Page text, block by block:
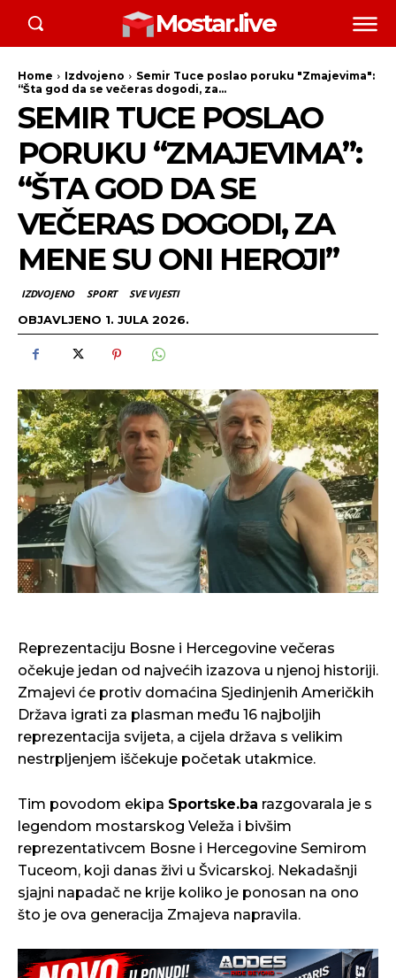
Mostar.live
Home Izdvojeno
Semir Tuce poslao poruku "Zmajevima":
“Šta god da se večeras dogodi, za...
SEMIR TUCE POSLAO
PORUKU “ZMAJEVIMA”:
“ŠTA GOD DA SE
VEČERAS DOGODI, ZA
MENE SU ONI HEROJI”
IZDVOJENO SPORT SVE VIJESTI
OBJAVLJENO 1. JULA 2026.
Reprezentaciju Bosne i Hercegovine večeras
očekuje jedan od najvećih izazova u njenoj historiji.
Zmajevi će protiv domaćina Sjedinjenih Američkih
Država igrati za plasman među 16 najboljih
reprezentacija svijeta, a cijela država s velikim
nestrpljenjem iščekuje početak utakmice.
Tim povodom ekipa Sportske.ba razgovarala je s
legendom mostarskog Veleža i bivšim
reprezentativcem Bosne i Hercegovine Semirom
Tuceom, koji danas živi u Švicarskoj. Nekadašnji
sjajni napadač ne krije koliko je ponosan na ono
što je ova generacija Zmajeva napravila.